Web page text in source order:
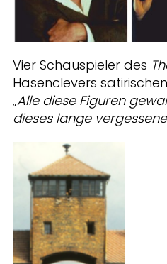
Vier Schauspieler des
Hasenclevers
„Alle diese Figuren
dieses lange